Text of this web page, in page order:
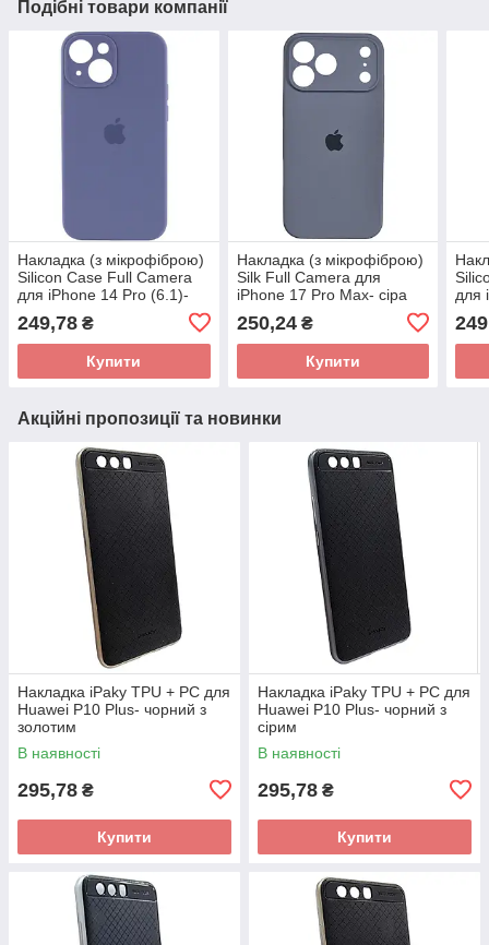
Подібні товари компанії
Накладка (з мікрофіброю)
Silicon Case Full Camera
для iPhone 14 Pro (6.1)-
249,78 ₴
Купити
Накладка (з мікрофіброю)
Silk Full Camera для
iPhone 17 Pro Max- сіра
250,24₴
Купити
для
Акційні пропозиції та новинки
Накладка iPaky TPU + PC для
Huawei P10 Plus- чорний з
золотим
В наявності
295,78 ₴
Купити
Накладка iPaky TPU + PC для
Huawei P10 Plus- чорний з
сірим
В наявності
295,78 ₴
Купити